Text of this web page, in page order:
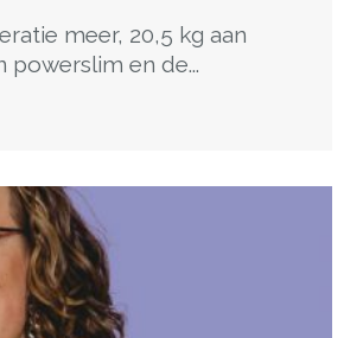
meer, 20,5 kg aan
en de...